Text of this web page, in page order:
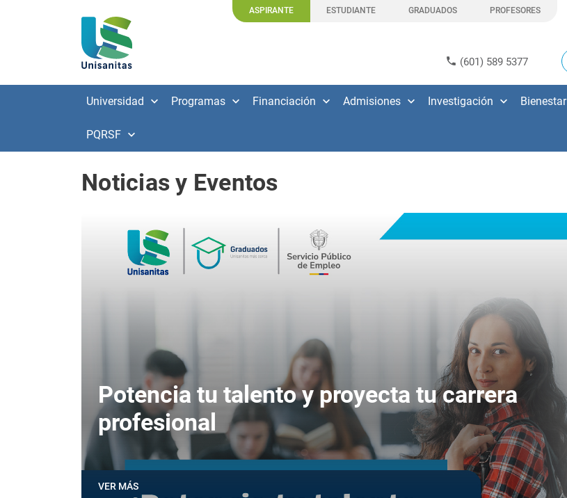
ASPIRANTE ESTUDIANTE GRADUADOS PROFESORES
(601) 589 5377
Universidad Programas Financiación Admisiones Investigación Bienestar
PQRSF
Noticias y Eventos
Potencia tu talento y proyecta tu carrera
profesional
VER MÁS